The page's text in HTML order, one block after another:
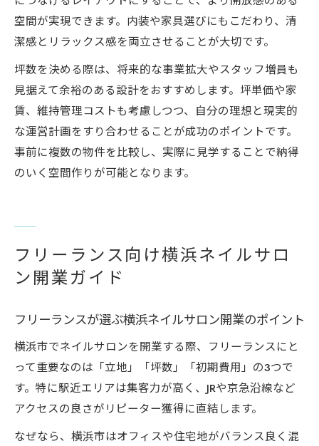
空間が実現できます。内装や家具選びにもこだわり、清
潔感とリラックス感を両立させることが大切です。
坪数を決める際は、将来的な事業拡大やスタッフ増員も
見据えて余裕のある設計をおすすめします。坪単価や家
賃、維持管理コストも考慮しつつ、自分の理想と現実的
な運営計画をすり合わせることが成功のポイントです。
事前に複数の物件を比較し、実際に見学することで納得
のいく空間作りが可能となります。
フリーランス向け横浜ネイルサロ
ン開業ガイド
フリーランスが選ぶ横浜ネイルサロン開業のポイント
横浜市でネイルサロンを開業する際、フリーランスにと
って重要なのは「立地」「坪数」「初期費用」の3つで
す。特に駅近エリアは集客力が高く、JRや京急沿線など
アクセスの良さがリピーター獲得に直結します。
なぜなら、横浜市はオフィスや住宅地がバランス良く混